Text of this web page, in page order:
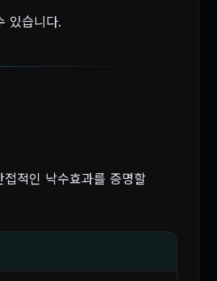
있습니다.
적인 낙수효과를 증명할